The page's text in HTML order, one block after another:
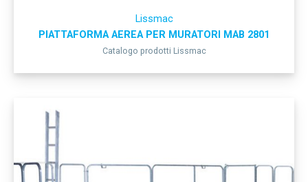
Lissmac
PIATTAFORMA AEREA PER MURATORI MAB 2801
Catalogo prodotti Lissmac